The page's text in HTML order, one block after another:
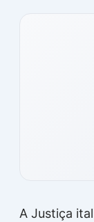
A Justiça